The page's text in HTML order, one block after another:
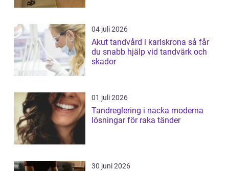
04 juli 2026
Akut tandvård i karlskrona så får
du snabb hjälp vid tandvärk och
skador
01 juli 2026
Tandreglering i nacka moderna
lösningar för raka tänder
30 juni 2026